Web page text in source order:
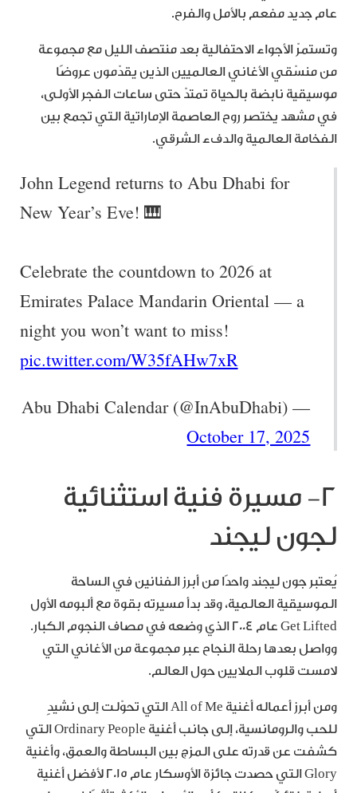
عام جديد مفعم بالأمل والفرح.
وتستمرّ الأجواء الاحتفالية بعد منتصف الليل مع مجموعة
من منسّقي الأغاني العالميين الذين يقدّمون عروضًا
موسيقية نابضة بالحياة تمتدّ حتى ساعات الفجر الأولى،
في مشهد يختصر روح العاصمة الإماراتية التي تجمع بين
الفخامة العالمية والدفء الشرقي.
John Legend returns to Abu Dhabi for
New Year’s Eve! 🎹
Celebrate the countdown to 2026 at
Emirates Palace Mandarin Oriental — a
night you won’t want to miss!
pic.twitter.com/W35fAHw7xR
— Abu Dhabi Calendar (@InAbuDhabi)
October 17, 2025
٢- مسيرة فنية استثنائية
لجون ليجند
يُعتبر جون ليجند واحدًا من أبرز الفنانين في الساحة
الموسيقية العالمية، وقد بدأ مسيرته بقوة مع ألبومه الأول
Get Lifted عام 2004 الذي وضعه في مصاف النجوم الكبار.
وواصل بعدها رحلة النجاح عبر مجموعة من الأغاني التي
لامست قلوب الملايين حول العالم.
ومن أبرز أعماله أغنية All of Me التي تحوّلت إلى نشيدٍ
للحب والرومانسية، إلى جانب أغنية Ordinary People التي
كشفت عن قدرته على المزج بين البساطة والعمق، وأغنية
Glory التي حصدت جائزة الأوسكار عام 2015 لأفضل أغنية